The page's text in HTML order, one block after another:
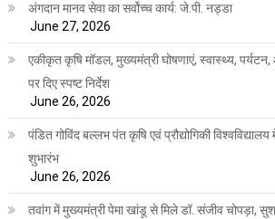
अंगदान मानव सेवा का सर्वोच्च कार्य: जे.पी. नड्डा
June 27, 2026
एकीकृत कृषि मॉडल, मुख्यमंत्री घोषणाएं, स्वास्थ्य, पर्यटन,
पर दिए स्पष्ट निर्देश
June 26, 2026
पंडित गोविंद बल्लभ पंत कृषि एवं प्रौद्योगिकी
शुभारंभ
June 26, 2026
तवांग में मुख्यमंत्री पेमा खांडू से मिले डॉ. संजीव चोपड़ा,